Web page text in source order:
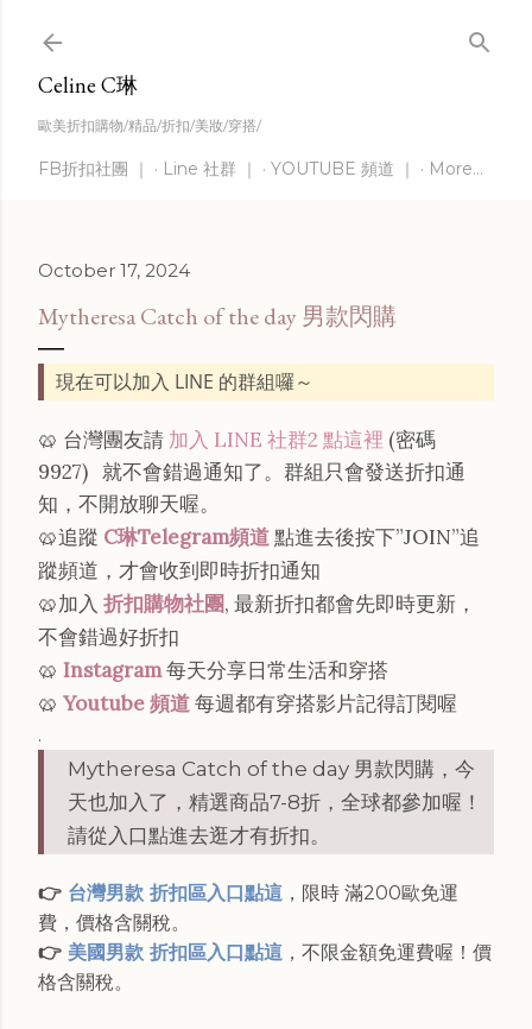
Celine C琳
歐美折扣購物/精品/折扣/美妝/穿搭/
FB折扣社團 ｜ Line 社群 ｜ YOUTUBE 頻道 ｜ More…
October 17, 2024
Mytheresa Catch of the day 男款閃購
現在可以加入 LINE 的群組囉～
🥨 台灣團友請 加入 LINE 社群2 點這裡 (密碼
9927) 就不會錯過通知了。群組只會發送折扣通
知，不開放聊天喔。
🥨追蹤 C琳Telegram頻道點進去後按下”JOIN”追
蹤頻道，才會收到即時折扣通知
🥨加入 折扣購物社團, 最新折扣都會先即時更新，
不會錯過好折扣
🥨 Instagram每天分享日常生活和穿搭
🥨 Youtube 頻道每週都有穿搭影片記得訂閱喔
.
Mytheresa Catch of the day 男款閃購，今
天也加入了，精選商品7-8折，全球都參加喔！
請從入口點進去逛才有折扣。
👉 台灣男款 折扣區入口點這 ，限時 滿200歐免運
費，價格含關稅。
👉 美國男款 折扣區入口點這 ，不限金額免運費喔！價
格含關稅。